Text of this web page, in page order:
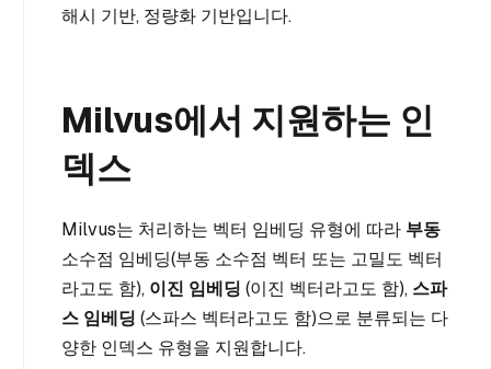
해시 기반, 정량화 기반입니다.
Milvus에서 지원하는 인
덱스
Milvus는 처리하는 벡터 임베딩 유형에 따라 부동
소수점 임베딩(부동 소수점 벡터 또는 고밀도 벡터
라고도 함), 이진 임베딩 (이진 벡터라고도 함), 스파
스 임베딩 (스파스 벡터라고도 함)으로 분류되는 다
양한 인덱스 유형을 지원합니다.